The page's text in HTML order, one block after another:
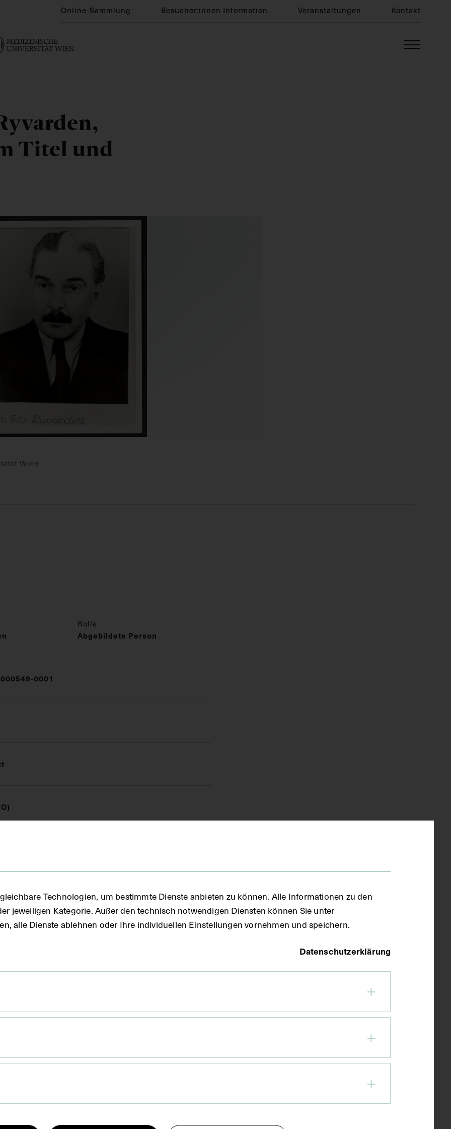
Online-Sammlung Besucher:innen Information Veranstaltungen Kontakt
Titel und
Wien
Rolle
Abgebildete Person
0001
x 12,9 cm
Technologien, um bestimmte Dienste anbieten zu können. Alle Informationen zu den
jeweiligen Kategorie. Außer den technisch notwendigen Diensten können Sie unter
alle Dienste ablehnen oder Ihre individuellen Einstellungen vornehmen und speichern.
Datenschutzerklärung